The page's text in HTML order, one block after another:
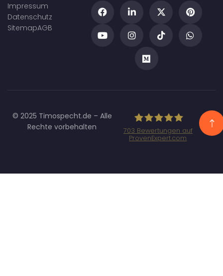
Impressum
Datenschutz
SitemapAGB
© 2025 Timospecht.de – Alle
Rechte vorbehalten
Marketing GmbH
703 Bewertungen auf
ProvenExpert.com